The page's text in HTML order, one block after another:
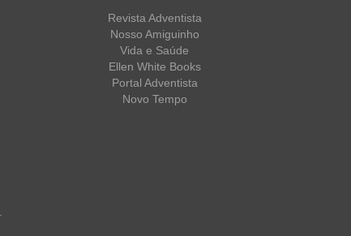
Revista Adventista
Nosso Amiguinho
Vida e Saúde
Ellen White Books
Portal Adventista
Novo Tempo